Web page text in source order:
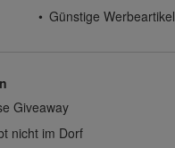
Günstige Werbeartikel
Giveaway
nicht im Dorf